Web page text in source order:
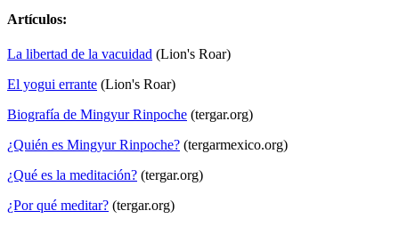
Artículos:
La libertad de la vacuidad (Lion's Roar)
El yogui errante (Lion's Roar)
Biografía de Mingyur Rinpoche (tergar.org)
¿Quién es Mingyur Rinpoche? (tergarmexico.org)
¿Qué es la meditación? (tergar.org)
¿Por qué meditar? (tergar.org)